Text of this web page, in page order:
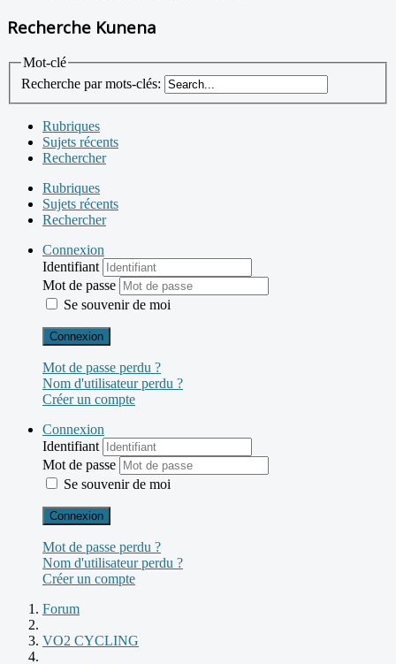
Recherche Kunena
Mot-clé
Recherche par mots-clés:
Rubriques
Sujets récents
Rechercher
Rubriques
Sujets récents
Rechercher
Connexion
Identifiant
Mot de passe
Se souvenir de moi
Connexion
Mot de passe perdu ?
Nom d'utilisateur perdu ?
Créer un compte
Connexion
Identifiant
Mot de passe
Se souvenir de moi
Connexion
Mot de passe perdu ?
Nom d'utilisateur perdu ?
Créer un compte
Forum
VO2 CYCLING